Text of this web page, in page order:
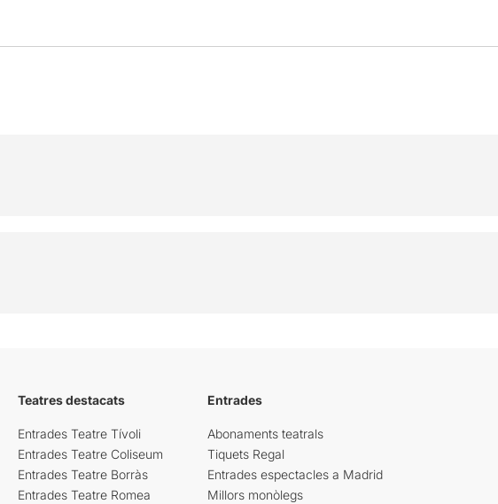
Teatres destacats
Entrades Teatre Tívoli
Entrades Teatre Coliseum
Entrades Teatre Borràs
Entrades Teatre Romea
Entrades
Abonaments teatrals
Tiquets Regal
Entrades espectacles a Madrid
Millors monòlegs